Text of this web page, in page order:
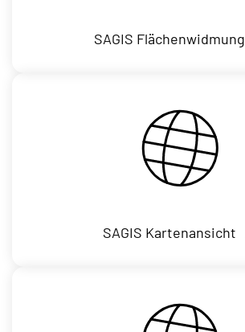
SAGIS Flächenwidmung
SAGIS Kartenansicht